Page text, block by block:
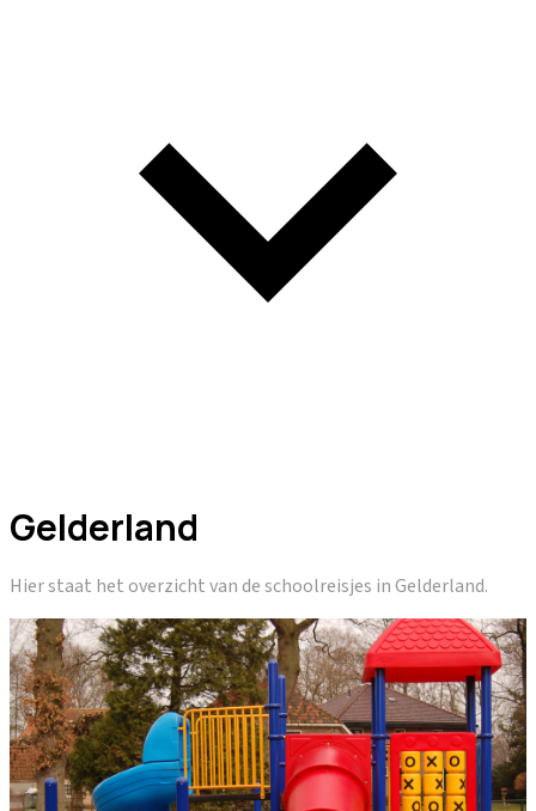
Gelderland
Hier staat het overzicht van de schoolreisjes in Gelderland.